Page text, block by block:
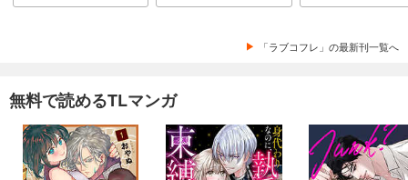
「ラブコフレ」の最新刊一覧へ
無料で読めるTLマンガ